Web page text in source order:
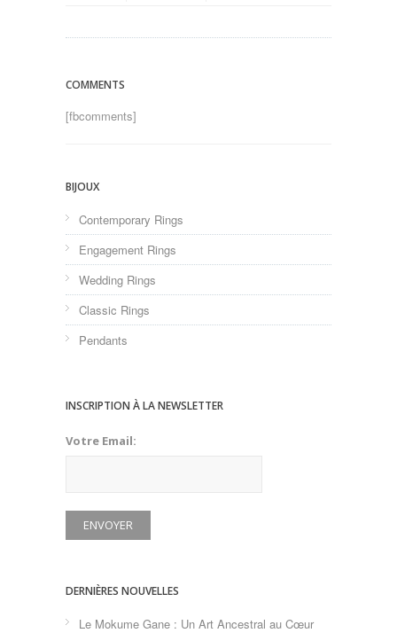
COMMENTS
[fbcomments]
BIJOUX
Contemporary Rings
Engagement Rings
Wedding Rings
Classic Rings
Pendants
INSCRIPTION À LA NEWSLETTER
Votre Email:
DERNIÈRES NOUVELLES
Le Mokume Gane : Un Art Ancestral au Cœur